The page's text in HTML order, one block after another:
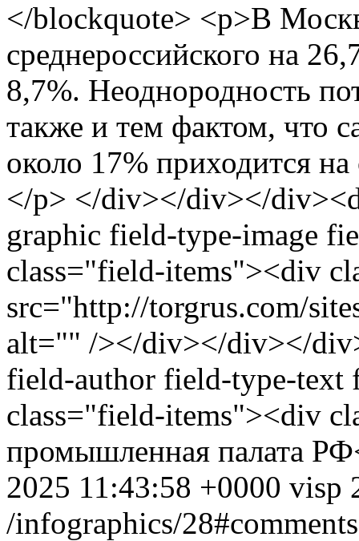
</blockquote> <p>В
среднероссийского на
8,7%. Неоднородность
также и тем фактом, что
около 17% приходится
</p> </div></div></
graphic field-type-image
class="field-items"><div
src="http://torgrus.com/
alt="" /></div></div></
field-author field-type-
class="field-items"><div
промышленная палата
2025 11:43:58 +0000 visp
/infographics/28#comments